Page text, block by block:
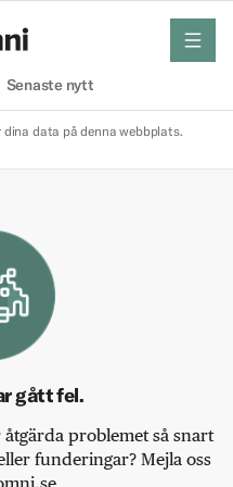
Senaste nytt
meny
data på denna webbplats.
gått fel.
problemet så snart
funderingar? Mejla oss